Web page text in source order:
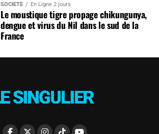
SOCIÉTÉ En Ligne 2 jours
Le moustique tigre propage chikungunya,
dengue et virus du Nil dans le sud de la
France